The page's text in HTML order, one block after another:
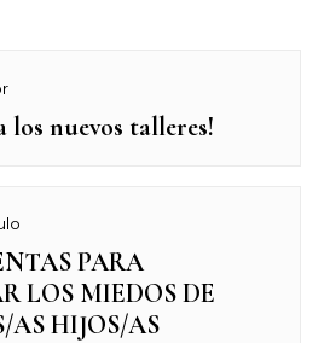
los nuevos talleres!
PARA
LOS MIEDOS DE
AS HIJOS/AS